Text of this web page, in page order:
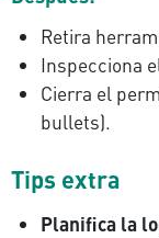
Retira
Inspecciona
Cierra el
bullets).
Tips extra
Planifica la